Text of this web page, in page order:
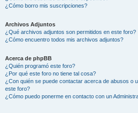
¿Cómo borro mis suscripciones?
Archivos Adjuntos
¿Qué archivos adjuntos son permitidos en este foro?
¿Cómo encuentro todos mis archivos adjuntos?
Acerca de phpBB
¿Quién programó este foro?
¿Por qué este foro no tiene tal cosa?
¿Con quién se puede contactar acerca de abusos o
este foro?
¿Cómo puedo ponerme en contacto con un